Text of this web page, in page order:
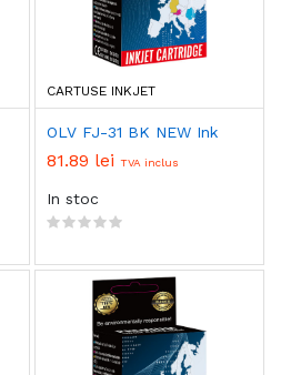
CARTUSE INKJET
OLV FJ-31 BK NEW Ink
81.89 lei TVA inclus
In stoc